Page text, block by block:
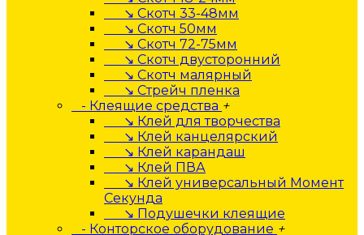
↘ Скотч 33-48мм
↘ Скотч 50мм
↘ Скотч 72-75мм
↘ Скотч двусторонний
↘ Скотч малярный
↘ Стрейч пленка
- Клеящие средства +
↘ Клей для творчества
↘ Клей канцелярский
↘ Клей карандаш
↘ Клей ПВА
↘ Клей универсальный Момент
Секунда
↘ Подушечки клеящие
- Конторское оборудование +